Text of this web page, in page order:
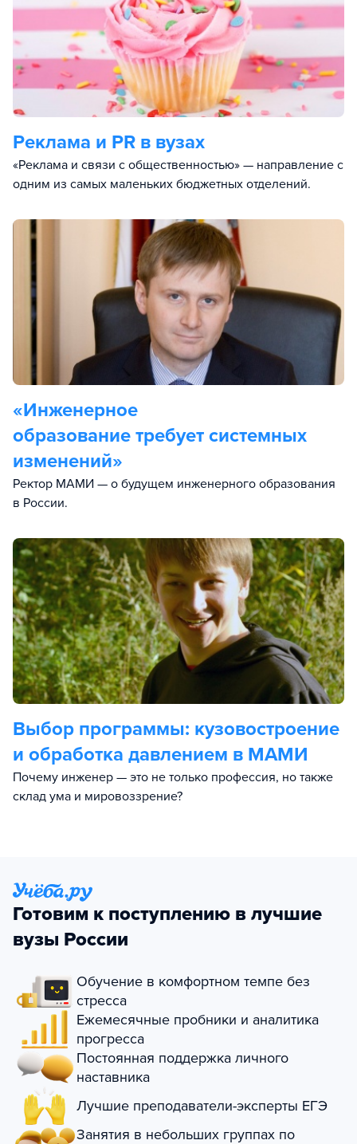
Реклама и PR в вузах
«Реклама и связи с общественностью» — направление с
одним из самых маленьких бюджетных отделений.
«Инженерное
образование требует системных
изменений»
Ректор МАМИ — о будущем инженерного образования
в России.
Выбор программы: кузовостроение
и обработка давлением в МАМИ
Почему инженер — это не только профессия, но также
склад ума и мировоззрение?
Готовим к поступлению в лучшие
вузы России
Обучение в комфортном темпе без
стресса
Ежемесячные пробники и аналитика
прогресса
Постоянная поддержка личного
наставника
Лучшие преподаватели-эксперты ЕГЭ
Занятия в небольших группах по